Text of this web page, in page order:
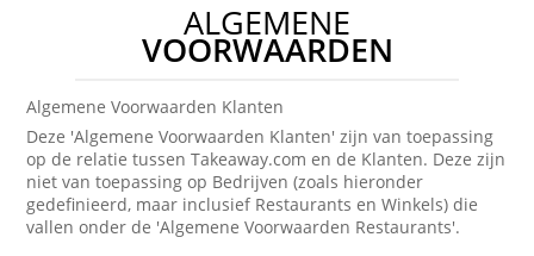
ALGEMENE
VOORWAARDEN
Algemene Voorwaarden Klanten
Deze 'Algemene Voorwaarden Klanten' zijn van toepassing
op de relatie tussen Takeaway.com en de Klanten. Deze zijn
niet van toepassing op Bedrijven (zoals hieronder
gedefinieerd, maar inclusief Restaurants en Winkels) die
vallen onder de 'Algemene Voorwaarden Restaurants'.